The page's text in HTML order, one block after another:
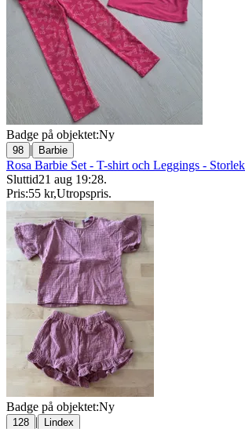
Badge på objektet:Ny
98 | Barbie
Rosa Barbie Set - T-shirt och Leggings -
Sluttid21 aug 19:28.
Pris:55 kr,Utropspris.
Badge på objektet:Ny
128 | Lindex